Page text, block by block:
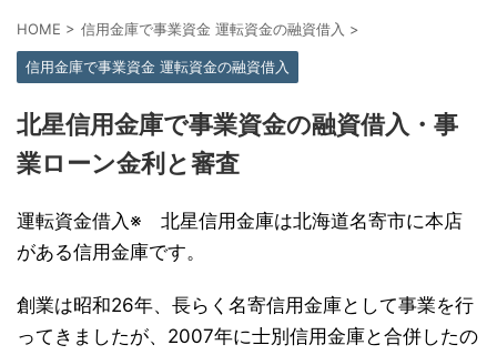
HOME > 信用金庫で事業資金 運転資金の融資借入 >
信用金庫で事業資金 運転資金の融資借入
北星信用金庫で事業資金の融資借入・事
業ローン金利と審査
運転資金借入※ 北星信用金庫は北海道名寄市に本店
がある信用金庫です。
創業は昭和26年、長らく名寄信用金庫として事業を行
ってきましたが、2007年に士別信用金庫と合併したの